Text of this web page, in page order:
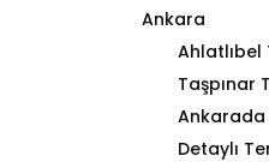
Ankara
Ahlatlıbel
Taşpınar
Ankarada
Detaylı